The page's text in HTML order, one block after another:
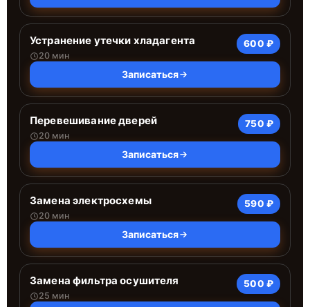
Устранение утечки хладагента
20 мин
600 ₽
Записаться
Перевешивание дверей
20 мин
750 ₽
Записаться
Замена электросхемы
20 мин
590 ₽
Записаться
Замена фильтра осушителя
25 мин
500 ₽